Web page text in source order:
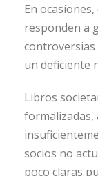
En
responden a
controversias
un deficiente
Libros
formalizadas,
socios no
poco claras